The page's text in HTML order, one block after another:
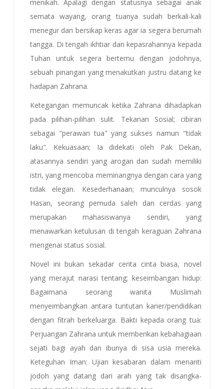
menikah. Apalagi dengan statusnya sebagai anak
semata wayang, orang tuanya sudah berkali-kali
menegur dan bersikap keras agar ia segera berumah
tangga. Di tengah ikhtiar dan kepasrahannya kepada
Tuhan untuk segera bertemu dengan jodohnya,
sebuah pinangan yang menakutkan justru datang ke
hadapan Zahrana.
Ketegangan memuncak ketika Zahrana dihadapkan
pada pilihan-pilihan sulit. Tekanan Sosial; cibiran
sebagai "perawan tua" yang sukses namun "tidak
laku". Kekuasaan; Ia didekati oleh Pak Dekan,
atasannya sendiri yang arogan dan sudah memiliki
istri, yang mencoba meminangnya dengan cara yang
tidak elegan. Kesederhanaan; munculnya sosok
Hasan, seorang pemuda saleh dan cerdas yang
merupakan mahasiswanya sendiri, yang
menawarkan ketulusan di tengah keraguan Zahrana
mengenai status sosial.
Novel ini bukan sekadar cerita cinta biasa, novel
yang merajut narasi tentang; keseimbangan hidup:
Bagaimana seorang wanita Muslimah
menyeimbangkan antara tuntutan karier/pendidikan
dengan fitrah berkeluarga. Bakti kepada orang tua:
Perjuangan Zahrana untuk memberikan kebahagiaan
sejati bagi ayah dan ibunya di sisa usia mereka.
Keteguhan Iman: Ujian kesabaran dalam menanti
jodoh yang datang dari arah yang tak disangka-